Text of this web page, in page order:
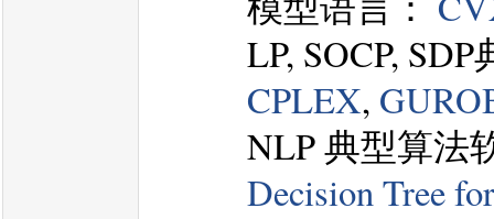
LP, SOCP,
CPLEX,
NLP 典型算法
Decision Tree